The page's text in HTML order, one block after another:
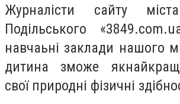
Журналісти сайту
Подільського
навчаьні заклади нашого
дитина зможе
свої природні фізичні